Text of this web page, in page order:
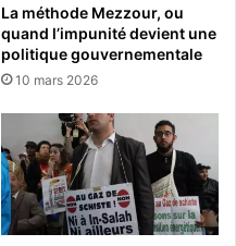
La méthode Mezzour, ou
quand l’impunité devient une
politique gouvernementale
10 mars 2026